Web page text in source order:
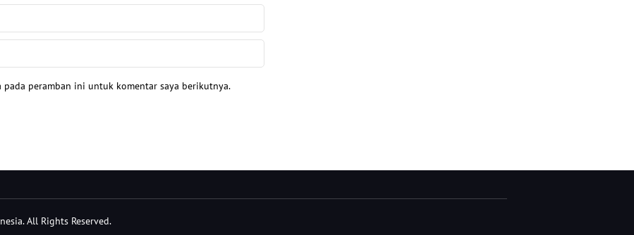
pada peramban ini untuk komentar saya berikutnya.
All Rights Reserved.